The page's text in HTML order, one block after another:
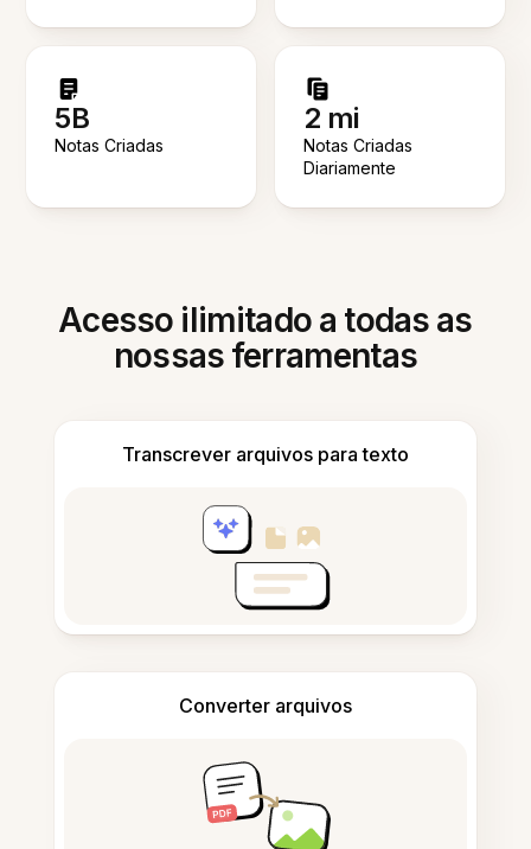
5B
Notas Criadas
2 mi
Notas Criadas
Diariamente
Acesso ilimitado a todas as
nossas ferramentas
Transcrever arquivos para texto
Converter arquivos